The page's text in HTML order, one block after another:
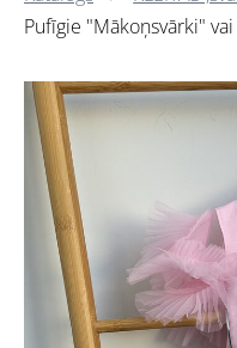
Pufīgie "Mākoņsvārki"